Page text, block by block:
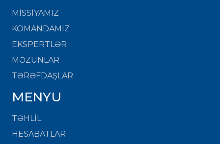
MISSIYAMIZ
KOMANDAMIZ
EKSPERTLƏR
MƏZUNLAR
TƏRƏFDAŞLAR
MENYU
TƏHLİL
HESABATLAR